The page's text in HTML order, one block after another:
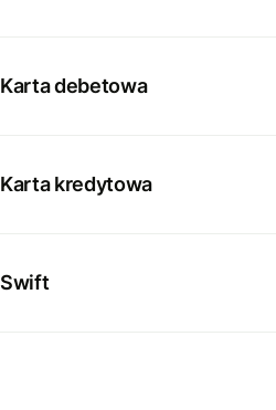
Karta debetowa
Karta kredytowa
Swift